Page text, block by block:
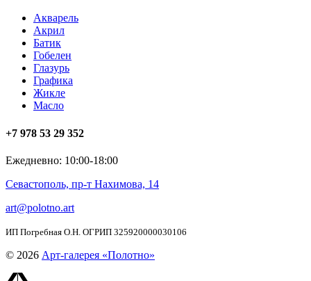
Акварель
Акрил
Батик
Гобелен
Глазурь
Графика
Жикле
Масло
+7 978 53 29 352
Ежедневно: 10:00-18:00
Севастополь, пр-т Нахимова, 14
art@polotno.art
ИП Погребная О.Н. ОГРИП 325920000030106
© 2026 Арт-галерея «Полотно»